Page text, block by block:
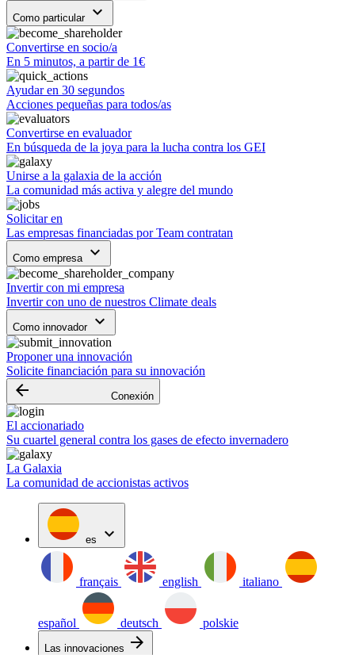
Como particular keyboard_arrow_down
Convertirse en socio/a
En 5 minutos, a partir de 1€
Ayudar en 30 segundos
Acciones pequeñas para todos/as
Convertirse en evaluador
En búsqueda de la joya para la lucha contra los GEI
Unirse a la galaxia de la acción
La comunidad más activa y alegre del mundo
Solicitar en
Las empresas financiadas por Team contratan
Como empresa keyboard_arrow_down
Invertir con mi empresa
Invertir con uno de nuestros Climate deals
Como innovador keyboard_arrow_down
Proponer una innovación
Solicite financiación para su innovación
arrow_backward Conexión
El accionariado
Su cuartel general contra los gases de efecto invernadero
La Galaxia
La comunidad de accionistas activos
es expand_more
français english italiano
español deutsch polskie
Las innovaciones arrow_forward